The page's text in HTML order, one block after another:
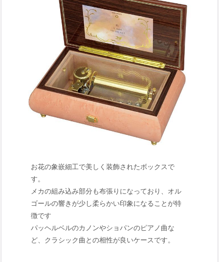
お花の象嵌細工で美しく装飾されたボックスで
す。
メカの組み込み部分も布張りになっており、オル
ゴールの響きが少し柔らかい印象になることが特
徴です
パッヘルベルのカノンやショパンのピアノ曲な
ど、クラシック曲との相性が良いケースです。